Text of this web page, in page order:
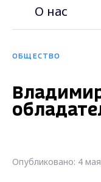
О нас
ОБЩЕСТВО
Опубликовано: 4